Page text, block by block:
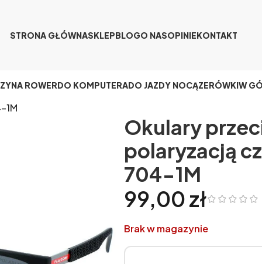
STRONA GŁÓWNASKLEPBLOGO NASOPINIEKONTAKT
NA ROWERDO KOMPUTERADO JAZDY NOCĄZERÓWKIW
1M
Okulary
polaryzacją
704-1M
99,00zł
Brak w magazynie